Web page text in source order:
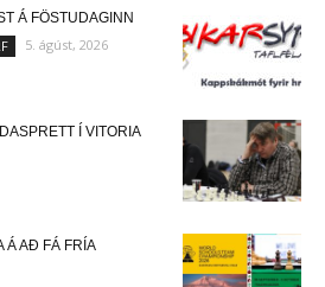
Á FÖSTUDAGINN
5. ágúst, 2026
Í VITORIA
Á AÐ FÁ FRÍA